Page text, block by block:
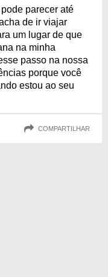
parecer até
de ir viajar
um lugar de que
na minha
passo na nossa
porque você
estou ao seu
COMPARTILHAR